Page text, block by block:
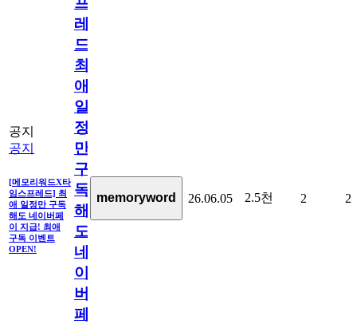
공지
공지
[메모리워드X타
임스프레드] 최
애 일정만 구독
해도 네이버페
이 지급! 최애
구독 이벤트
OPEN!
레
드]
최
애
일
정
만
구
독
해
도
네
이
버
페
memoryword 26.06.05 2.5천 2 2